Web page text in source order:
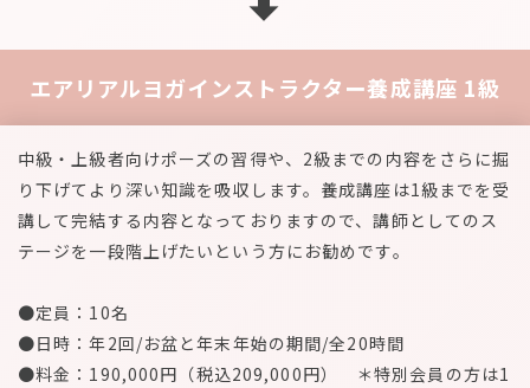
エアリアルヨガインストラクター養成講座 1級
中級・上級者向けポーズの習得や、2級までの内容をさらに掘
り下げてより深い知識を吸収します。養成講座は1級までを受
講して完結する内容となっておりますので、講師としてのス
テージを一段階上げたいという方にお勧めです。
●定員：10名
●日時：年2回/お盆と年末年始の期間/全20時間
●料金：190,000円（税込209,000円） ＊特別会員の方は1